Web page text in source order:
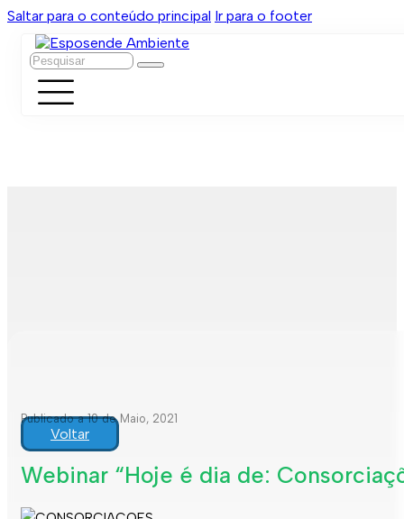
Saltar para o conteúdo principal Ir para o footer
Pesquisar
Publicado a 10 de Maio, 2021
Voltar
Webinar “Hoje é dia de: